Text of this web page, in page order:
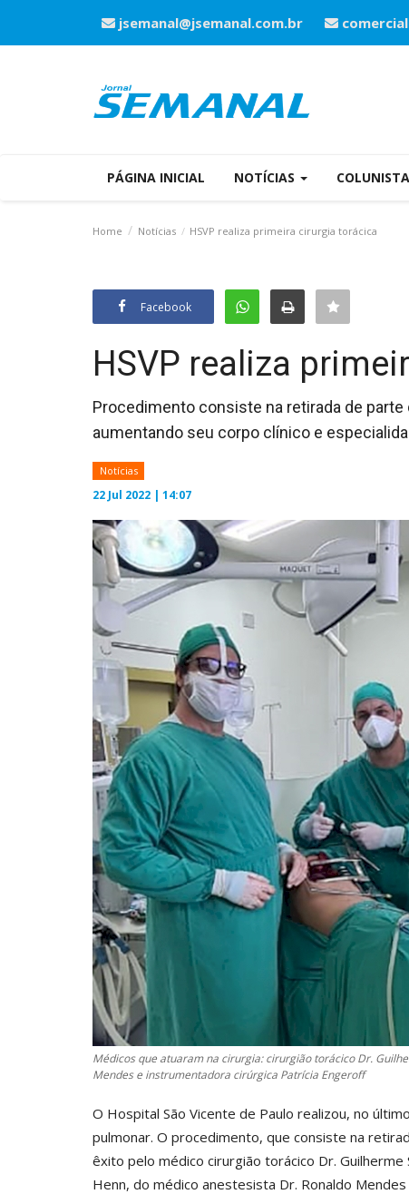
jsemanal@jsemanal.com.br
PÁGINA INICIAL NOTÍCIAS
Home Notícias HSVP realiza primeira cirurgia torácica
Facebook
HSVP realiza
Procedimento consiste na retirada de
aumentando seu corpo clínico e
Notícias
22 Jul 2022 | 14:07
Médicos que atuaram na cirurgia: cirurgião torácico Dr.
Mendes e instrumentadora cirúrgica Patrícia Engeroff
O Hospital São Vicente de Paulo realizou, no
pulmonar. O procedimento, que consiste na
êxito pelo médico cirurgião torácico Dr.
Henn, do médico anestesista Dr. Ronaldo